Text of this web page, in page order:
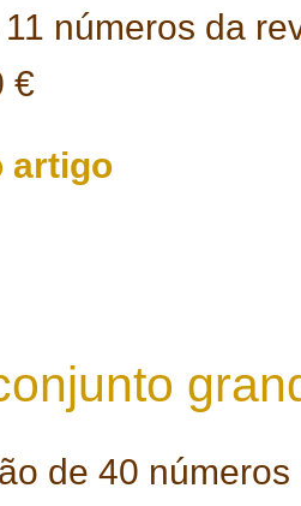
números da
€
artigo
de 40